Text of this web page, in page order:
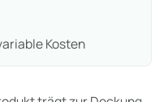
Kosten